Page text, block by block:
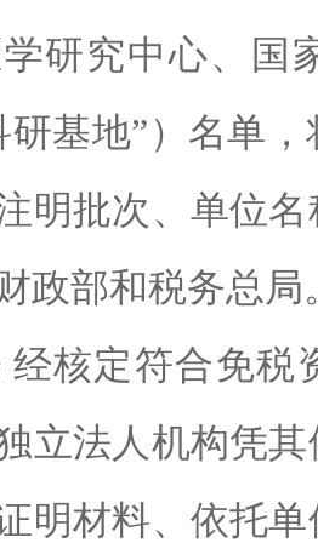
研究中心、国
研基地”）名单
明批次、单位
政部和税务总局
经核定符合免税
立法人机构凭
明材料、依托